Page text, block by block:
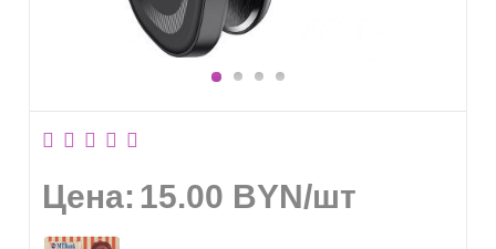
Цена: 15.00 BYN/шт